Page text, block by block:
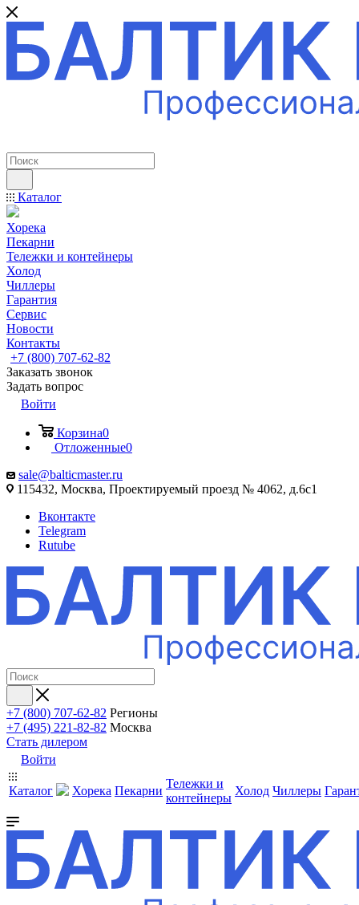
Каталог
Хорека
Пекарни
Тележки и контейнеры
Холод
Чиллеры
Гарантия
Сервис
Новости
Контакты
+7 (800) 707-62-82
Заказать звонок
Задать вопрос
Войти
Корзина0
Отложенные0
sale@balticmaster.ru
115432, Москва, Проектируемый проезд № 4062, д.6с1
Вконтакте
Telegram
Rutube
+7 (800) 707-62-82 Регионы
+7 (495) 221-82-82 Москва
Стать дилером
Войти
Каталог Хорека Пекарни
Тележки и
контейнеры
Холод Чиллеры